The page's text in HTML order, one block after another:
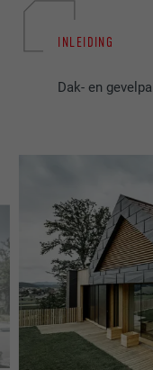
INLEIDING
Dak- en